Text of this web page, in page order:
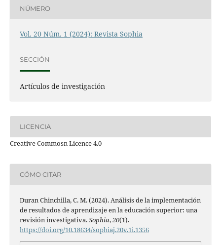
NÚMERO
Vol. 20 Núm. 1 (2024): Revista Sophia
SECCIÓN
Artículos de investigación
LICENCIA
Creative Commosn Licence 4.0
CÓMO CITAR
Duran Chinchilla, C. M. (2024). Análisis de la implementación
de resultados de aprendizaje en la educación superior: una
revisión investigativa.Sophia,20(1).
https://doi.org/10.18634/sophiaj.20v.1i.1356